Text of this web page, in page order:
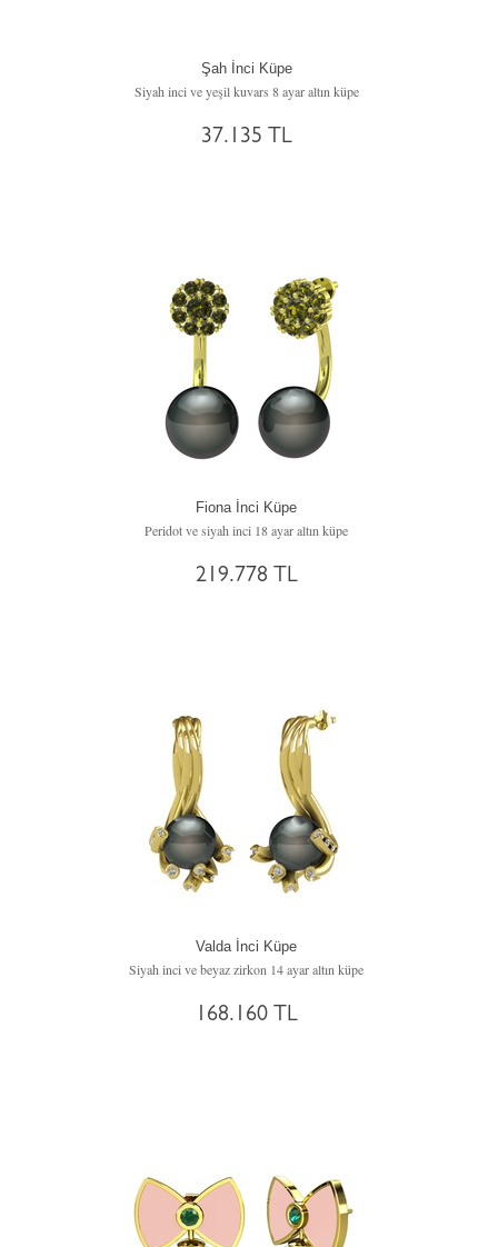
Şah İnci Küpe
Siyah inci ve yeşil kuvars 8 ayar altın küpe
37.135 TL
Fiona İnci Küpe
Peridot ve siyah inci 18 ayar altın küpe
219.778 TL
Valda İnci Küpe
Siyah inci ve beyaz zirkon 14 ayar altın küpe
168.160 TL